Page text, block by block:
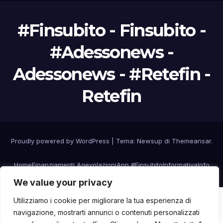
We value your privacy
Utilizziamo i cookie per migliorare la tua esperienza di
navigazione, mostrarti annunci o contenuti personalizzati
#Finsubito - Finsubito -
#Adessonews -
Adessonews - #Retefin -
Retefin
Proudly powered by WordPress Tema: Newsup di Themeansar.
HomeFinanziamenti AgevolazioniApp #FinsubitoInformativaInfo